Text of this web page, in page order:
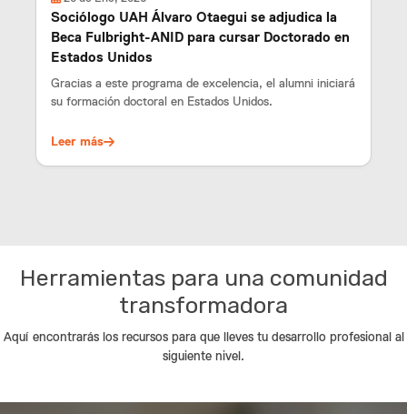
Sociólogo UAH Álvaro Otaegui se adjudica la
Beca Fulbright-ANID para cursar Doctorado en
Estados Unidos
Gracias a este programa de excelencia, el alumni iniciará
su formación doctoral en Estados Unidos.
Leer más
Herramientas para una comunidad
transformadora
Aquí encontrarás los recursos para que lleves tu desarrollo profesional al
siguiente nivel.